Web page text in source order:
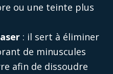
ou une teinte plus
: il sert à éliminer
de minuscules
afin de dissoudre